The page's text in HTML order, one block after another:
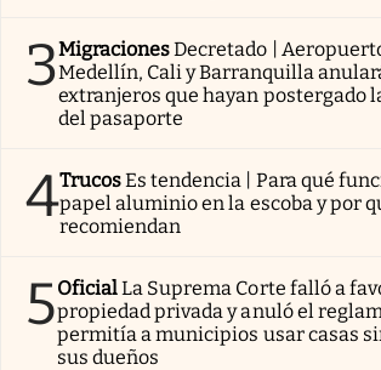
3MigracionesDecretado |
Medellín, Cali y Barranquilla
extranjeros que hayan postergado
del pasaporte
4TrucosEs tendencia | Para qué
papel aluminio en la escoba y por
recomiendan
5OficialLa Suprema Corte falló a
propiedad privada y anuló el
permitía a municipios usar casas
sus dueños